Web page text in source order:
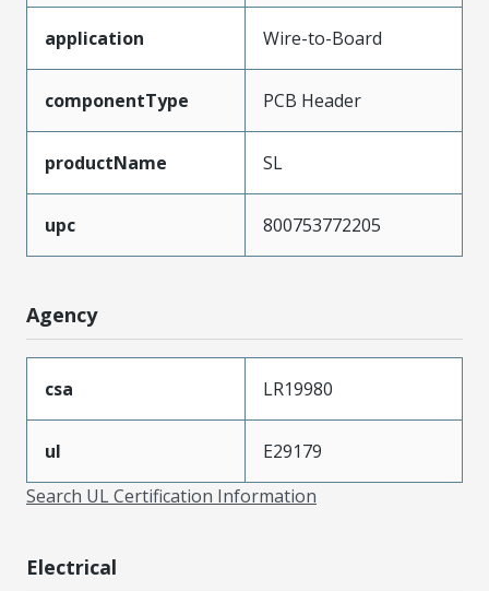
application Wire-to-Board
componentType PCB Header
productName SL
upc 800753772205
Agency
csa LR19980
ul
E29179
Search UL Certification Information
Electrical